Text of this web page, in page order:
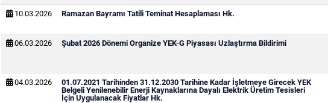
10.03.2026 Ramazan Bayramı Tatili Teminat Hesaplaması Hk.
06.03.2026 Şubat 2026 Dönemi Organize YEK-G Piyasası Uzlaştırma Bildirimi
04.03.2026
01.07.2021 Tarihinden 31.12.2030 Tarihine Kadar İşletmeye Girecek YEK
Belgeli Yenilenebilir Enerji Kaynaklarına Dayalı Elektrik Üretim Tesisleri
İçin Uygulanacak Fiyatlar Hk.